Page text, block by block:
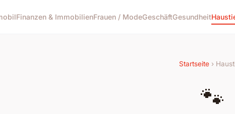
Finanzen & ImmobilienFrauen / ModeGeschäftGesundheit
Startseite ›
🐾